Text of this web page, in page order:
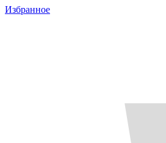
Избранное